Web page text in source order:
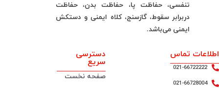
تنفسی، حفاظت پا، حفاظت بدن، حفاظت
دربرابر سقوط، گازسنج، کلاه ایمنی و دستکش
ایمنی می‌باشد.
اطلاعات تماس
021-66722222
021-66728004
دسترسی
سریع
صفحه نخست